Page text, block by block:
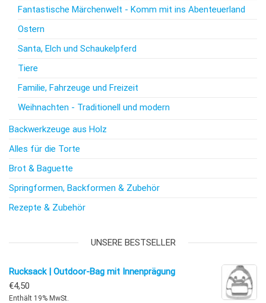
Fantastische Märchenwelt - Komm mit ins Abenteuerland
Ostern
Santa, Elch und Schaukelpferd
Tiere
Familie, Fahrzeuge und Freizeit
Weihnachten - Traditionell und modern
Backwerkzeuge aus Holz
Alles für die Torte
Brot & Baguette
Springformen, Backformen & Zubehör
Rezepte & Zubehör
UNSERE BESTSELLER
Rucksack | Outdoor-Bag mit Innenprägung
€4,50
Enthält 19% MwSt.